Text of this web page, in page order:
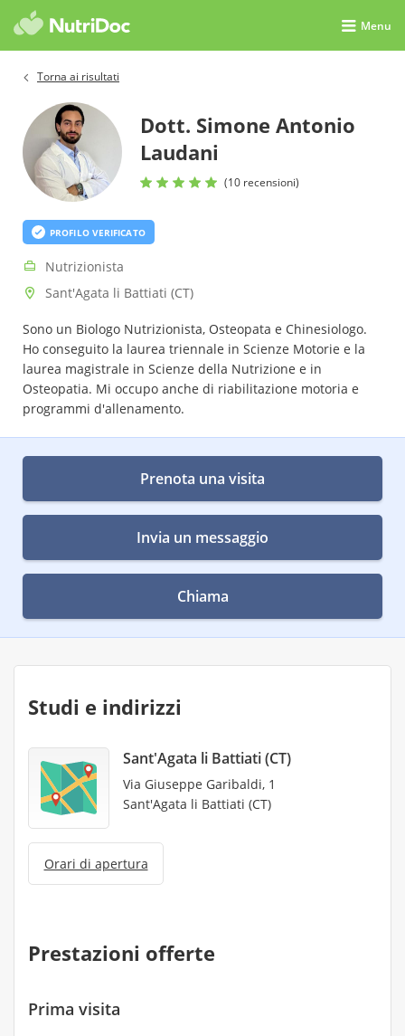
Menu
Torna ai risultati
Dott. Simone Antonio
Laudani
(10 recensioni)
PROFILO VERIFICATO
Nutrizionista
Sant'Agata li Battiati (CT)
Sono un Biologo Nutrizionista, Osteopata e Chinesiologo.
Ho conseguito la laurea triennale in Scienze Motorie e la
laurea magistrale in Scienze della Nutrizione e in
Osteopatia. Mi occupo anche di riabilitazione motoria e
programmi d'allenamento.
Prenota una visita
Invia un messaggio
Chiama
Studi e indirizzi
Sant'Agata li Battiati (CT)
Via Giuseppe Garibaldi, 1
Sant'Agata li Battiati (CT)
Orari di apertura
Prestazioni offerte
Prima visita